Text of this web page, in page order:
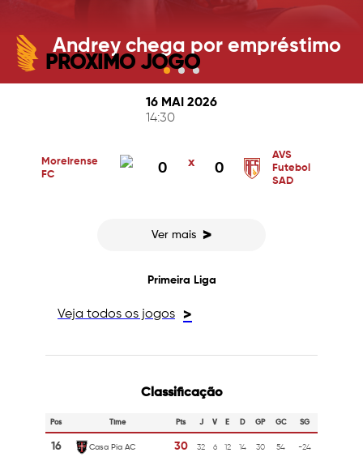
Andrey chega por empréstimo
PRÓXIMO JOGO
16 MAI 2026
14:30
Moreirense
FC
0 x 0
AVS
Futebol
SAD
Ver mais >
Primeira Liga
Veja todos os jogos >
Classificação
Pos Time Pts J V E D GP GC SG
16 Casa Pia AC 30 32 6 12 14 30 54 -24